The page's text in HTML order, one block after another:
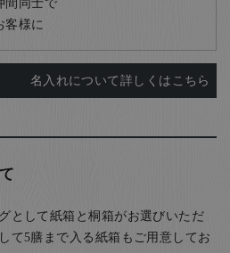
客様に
名入れについて詳しくはこちら
として紙箱と桐箱がお選びいただ
て5膳まで入る紙箱もご用意してお